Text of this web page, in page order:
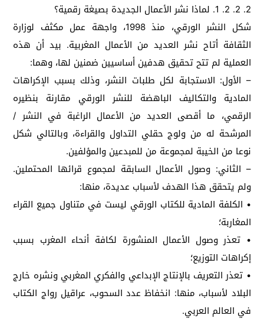
2. 2. 2. 1. لماذا نشر الأعمال الجديدة بصيغة رقمية؟
شكل النشر الورقي، منذ 1998، واجهة عمل مكثف لوزارة
الثقافة أتاح نشر العديد من الأعمال المغربية. بيد أن هذه
العملية لم تتح تحقيق هدفين أساسيين ضمنين لها، وهما:
– الأول: الاستجابة لكل طلبات النشر، وذلك بسبب الإكراهات
المادية والتكاليف الباهضة للنشر الورقي مقارنة بنظيره
الرقمي، ما أقصى العديد من الأعمال الراغبة في النشر /
المرشحة له من ولوج حقلي التداول والقراءة، وبالتالي شكل
نوعا من الخيبة لمجموعة من للمبدعين والمؤلفين.
– الثاني: وصول الأعمال السابقة لمجموع قرائها المحتملين.
ولم يتحقق هذا الهدف لأسباب عديدة، منها:
• الكلفة المادية للكتاب الورقي ليست في متناول جميع القراء
المغاربة؛
• تعذر وصول الأعمال المنشورة لكافة أنحاء المغرب بسبب
إكراهات التوزيع؛
• تعذر التعريف بالإنتاج الإبداعي والفكري المغربي ونشره خارج
البلاد لأسباب، منها: انخفاظ عدد السحوب، عراقيل رواج الكتاب
في العالم العربي.